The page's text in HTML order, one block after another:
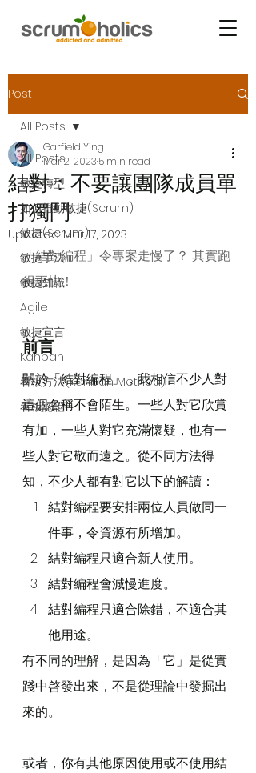
Post
All Posts
敏捷轉型
如何推動敏捷(Scrum)
敏捷(Scrum)
敏捷手法
敏捷知識
Agile
敏捷宣言
Kanban
看板方法(Kanban Method)
看板認證
All Posts
結對：不要讓團隊成員單
打獨鬥
Garfield Ying
Mar 2, 2023 5 min read
Updated:Mar 17, 2023
「結對編程」令專案走慢了？ 其實跑
得更快！
前言
關於「結對編程」，我相信不少人對
這個名稱不會陌生。一些人對它欣賞
有加，一些人對它充滿懷疑，也有一
些人對它敬而遠之。從不同方法得
知，不少人都有對它以下的解讀：
結對編程要安排兩位人員做同一
件事，令資源有所增加。
結對編程只適合新人使用。
結對編程會減慢進度。
結對編程只適合除錯，不適合其
他用途。
有不同的理解，是因為「它」是從實
踐中啓發出來，不是從理論中發掘出
來的。
或者，你有其他原因使用或不使用結